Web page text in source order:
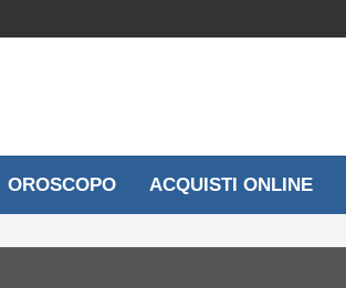
OROSCOPO ACQUISTI ONLINE